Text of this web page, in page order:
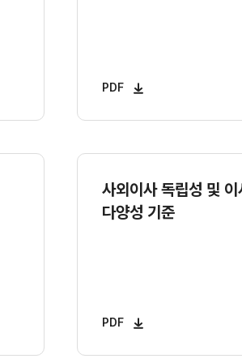
PDF
사외이사 독립성 및 이
다양성 기준
PDF